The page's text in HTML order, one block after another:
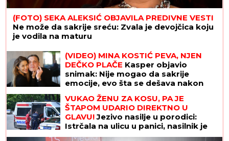
(FOTO) SEKA ALEKSIĆ OBJAVILA PREDIVNE VESTI
Ne može da sakrije sreću: Zvala je devojčica koju
je vodila na maturu
(VIDEO) MINA KOSTIĆ PEVA, NJEN
DEČKO PLAČE Kasper objavio
snimak: Nije mogao da sakrije
emocije, evo šta se dešava nakon
teškog perioda
VUKAO ŽENU ZA KOSU, PA JE
ŠTAPOM UDARIO DIREKTNO U
GLAVU!Jezivo nasilje u porodici:
Istrčala na ulicu u panici, nasilnik je
stigao, prolaznici sprečili katastrofu